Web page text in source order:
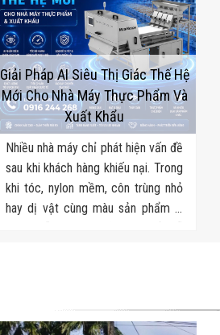
Giải Pháp AI Siêu Thị Giác Thế Hệ
Mới Cho Nhà Máy Thực Phẩm Và
Xuất Khẩu
Nhiều nhà máy chỉ phát hiện vấn đề
sau khi khách hàng khiếu nại. Trong
khi tóc, nylon mềm, côn trùng nhỏ
hay dị vật cùng màu sản phẩm là